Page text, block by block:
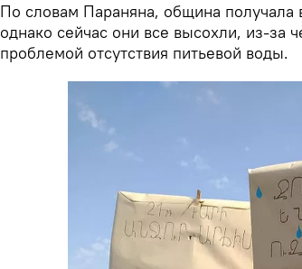
По словам Параняна, община получала
однако сейчас они все высохли, из-за
проблемой отсутствия питьевой воды.